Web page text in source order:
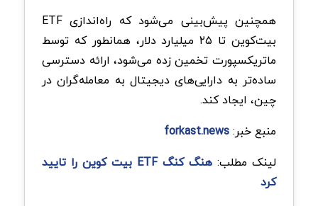
همچنین پیش‌بینی می‌شود که راه‌اندازی ETF
بیت‌کوین تا ۲۵ میلیارد دلار، همانطور که توسط
ماتریکسپورت تخمین زده می‌شود، ارائه دسترسی
ساده‌تر به دارایی‌های دیجیتال به معامله‌گران در
چین، ایجاد کند.
منبع خبر:forkast.news
لینک مطلب:
هنگ کنگ ETF بیت کوین را تایید
کرد